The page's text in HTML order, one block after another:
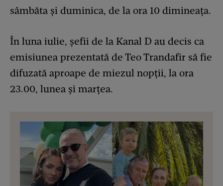
sâmbăta și duminica, de la ora 10 dimineața.
În luna iulie, șefii de la Kanal D au decis ca
emisiunea prezentată de Teo Trandafir să fie
difuzată aproape de miezul nopții, la ora
23.00, lunea și marțea.